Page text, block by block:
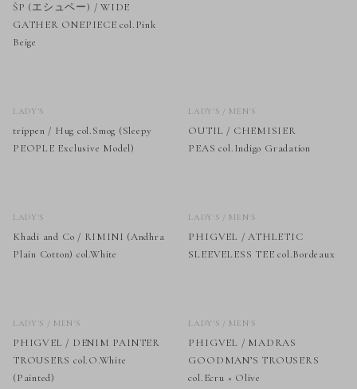
ŠP (エシュペー) / WIDE
GATHER ONEPIECE col.Pink
Beige
LADY'S
trippen / Hug col.Smog (Sleepy
PEOPLE Exclusive Model)
LADY'S / MEN'S
OUTIL / CHEMISIER
PEAS col.Indigo Gradation
LADY'S
Khadi and Co / RIMINI (Andhra
Plain Cotton) col.White
LADY'S / MEN'S
PHIGVEL / ATHLETIC
SLEEVELESS TEE col.Bordeaux
LADY'S / MEN'S
PHIGVEL / DENIM PAINTER
TROUSERS col.O.White
(Painted)
LADY'S / MEN'S
PHIGVEL / MADRAS
GOODMAN’S TROUSERS
col.Ecru × Olive